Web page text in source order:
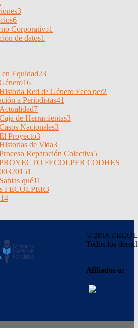
3
6
Corporativo1
de datos1
en Equidad23
Género16
Historia Red de Género Fecolper2
a Periodistas41
Actualidad7
Caja de Herramientas3
Casos Nacionales3
El Proyecto3
Historias de Vida3
Proceso Reparación Colectiva5
PROYECTO FECOLPER CODHES
00320151
Sabias qué11
FECOLPER3
14
© 2016
Todos los
Afiliados a: